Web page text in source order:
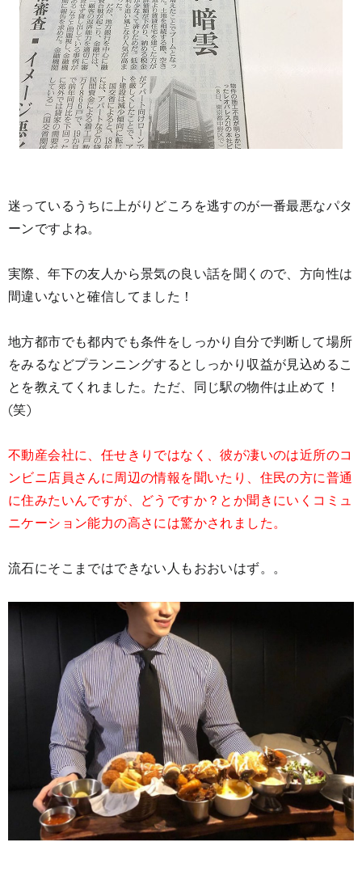
迷っているうちに上がりどころを逃すのが一番最悪なパタ
ーンですよね。
実際、年下の友人から景気の良い話を聞くので、方向性は
間違いないと確信してました！
地方都市でも都内でも条件をしっかり自分で判断して場所
をみるなどプランニングするとしっかり収益が見込めるこ
とを教えてくれました。ただ、同じ駅の物件は止めて！
(笑)
不動産会社に、任せきりではなく、彼が凄いのは近所のコ
ンビニ店員さんに周辺の情報を聞いたり、住民の方に普通
に住みたいんですが、どうですか？とか聞きにいくコミュ
ニケーション能力の高さには驚かされました。
流石にそこまではできない人もおおいはず。。